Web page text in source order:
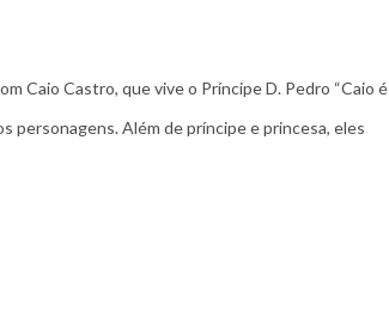
Caio Castro, que vive o Príncipe D. Pedro “Caio é
personagens. Além de príncipe e princesa, eles